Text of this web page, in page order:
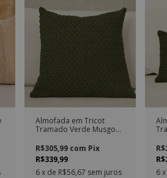
Almofada em Tricot
Tramado Verde Musgo
R$339,99
R$305,99 com Pix
6 x de R$56,67 sem juros 6